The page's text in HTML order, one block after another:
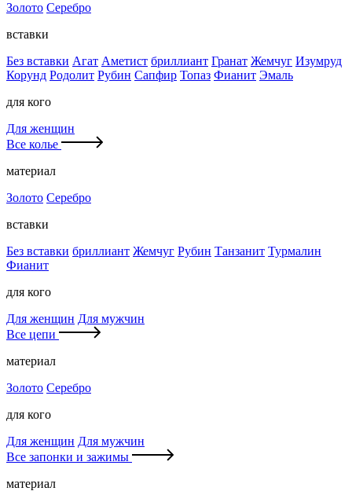
Золото Серебро
вставки
Без вставки Агат Аметист бриллиант Гранат Жемчуг Изумруд
Корунд Родолит Рубин Сапфир Топаз Фианит Эмаль
для кого
Для женщин
Все колье
материал
Золото Серебро
вставки
Без вставки бриллиант Жемчуг Рубин Танзанит Турмалин
Фианит
для кого
Для женщин Для мужчин
Все цепи
материал
Золото Серебро
для кого
Для женщин Для мужчин
Все запонки и зажимы
материал